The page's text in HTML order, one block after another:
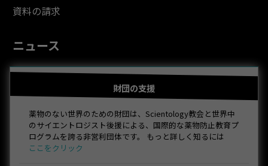
資料の請求
ニュース
財団の支援
薬物のない世界のための財団は、Scientology教会と世界中
のサイエントロジスト後援による、国際的な薬物防止教育プ
ログラムを誇る非営利団体です。 もっと詳しく知るには
ここをクリック